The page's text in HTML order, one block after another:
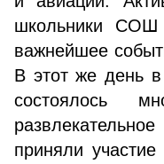
школьники
важнейшее
В этот же день
состоялось
приняли